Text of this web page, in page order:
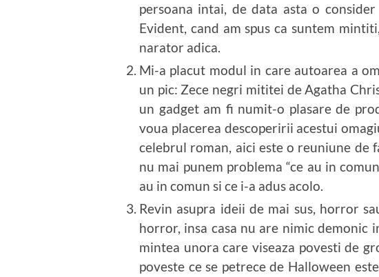
persoana intai, de data asta o
Evident, cand am spus ca suntem
narator adica.
Mi-a placut modul in care autoarea a
un pic: Zece negri mititei de Agatha
un gadget am fi numit-o plasare de
voua placerea descoperirii acestui
celebrul roman, aici este o reuniune de
nu mai punem problema “ce au in
au in comun si ce i-a adus acolo.
Revin asupra ideii de mai sus, horror
horror, insa casa nu are nimic demonic
mintea unora care viseaza povesti de
poveste ce se petrece de Halloween